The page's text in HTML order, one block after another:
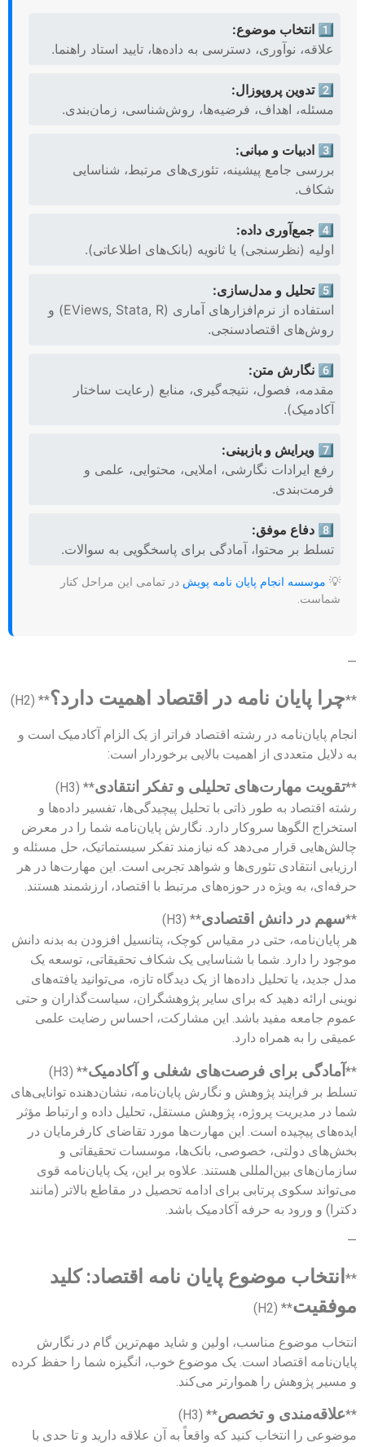
1️⃣ انتخاب موضوع:
علاقه، نوآوری، دسترسی به داده‌ها، تایید استاد راهنما.
2️⃣ تدوین پروپوزال:
مسئله، اهداف، فرضیه‌ها، روش‌شناسی، زمان‌بندی.
3️⃣ ادبیات و مبانی:
بررسی جامع پیشینه، تئوری‌های مرتبط، شناسایی
شکاف.
4️⃣ جمع‌آوری داده:
اولیه (نظرسنجی) یا ثانویه (بانک‌های اطلاعاتی).
5️⃣ تحلیل و مدل‌سازی:
استفاده از نرم‌افزارهای آماری (EViews, Stata, R) و
روش‌های اقتصادسنجی.
6️⃣ نگارش متن:
مقدمه، فصول، نتیجه‌گیری، منابع (رعایت ساختار
آکادمیک).
7️⃣ ویرایش و بازبینی:
رفع ایرادات نگارشی، املایی، محتوایی، علمی و
فرمت‌بندی.
8️⃣ دفاع موفق:
تسلط بر محتوا، آمادگی برای پاسخگویی به سوالات.
💡 موسسه انجام پایان نامه پویش در تمامی این مراحل کنار
شماست.
—
**چرا پایان نامه در اقتصاد اهمیت دارد؟** (H2)
انجام پایان‌نامه در رشته اقتصاد فراتر از یک الزام آکادمیک است و
به دلایل متعددی از اهمیت بالایی برخوردار است:
**تقویت مهارت‌های تحلیلی و تفکر انتقادی** (H3)
رشته اقتصاد به طور ذاتی با تحلیل پیچیدگی‌ها، تفسیر داده‌ها و
استخراج الگوها سروکار دارد. نگارش پایان‌نامه شما را در معرض
چالش‌هایی قرار می‌دهد که نیازمند تفکر سیستماتیک، حل مسئله و
ارزیابی انتقادی تئوری‌ها و شواهد تجربی است. این مهارت‌ها در هر
حرفه‌ای، به ویژه در حوزه‌های مرتبط با اقتصاد، ارزشمند هستند.
**سهم در دانش اقتصادی** (H3)
هر پایان‌نامه، حتی در مقیاس کوچک، پتانسیل افزودن به بدنه دانش
موجود را دارد. شما با شناسایی یک شکاف تحقیقاتی، توسعه یک
مدل جدید، یا تحلیل داده‌ها از یک دیدگاه تازه، می‌توانید یافته‌های
نوینی ارائه دهید که برای سایر پژوهشگران، سیاست‌گذاران و حتی
عموم جامعه مفید باشد. این مشارکت، احساس رضایت علمی
عمیقی را به همراه دارد.
** آمادگی برای فرصت‌های شغلی و آکادمیک** (H3)
تسلط بر فرایند پژوهش و نگارش پایان‌نامه، نشان‌دهنده توانایی‌های
شما در مدیریت پروژه، پژوهش مستقل، تحلیل داده و ارتباط مؤثر
ایده‌های پیچیده است. این مهارت‌ها مورد تقاضای کارفرمایان در
بخش‌های دولتی، خصوصی، بانک‌ها، موسسات تحقیقاتی و
سازمان‌های بین‌المللی هستند. علاوه بر این، یک پایان‌نامه قوی
می‌تواند سکوی پرتابی برای ادامه تحصیل در مقاطع بالاتر (مانند
دکترا) و ورود به حرفه آکادمیک باشد.
—
** انتخاب موضوع پایان نامه اقتصاد: کلید
موفقیت** (H2)
انتخاب موضوع مناسب، اولین و شاید مهم‌ترین گام در نگارش
پایان‌نامه اقتصاد است. یک موضوع خوب، انگیزه شما را حفظ کرده
و مسیر پژوهش را هموارتر می‌کند.
**علاقه‌مندی و تخصص** (H3)
موضوعی را انتخاب کنید که واقعاً به آن علاقه دارید و تا حدی با